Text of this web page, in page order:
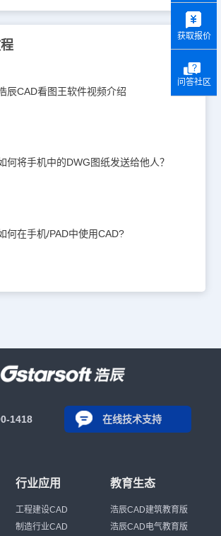
辰CAD看图王软件视频介绍
何将手机中的DWG图纸发送给他人？
何在手机/PAD中使用CAD?
1418 在线技术支持
行业应用
工程建设CAD
制造行业CAD
教育生态
浩辰CAD建筑教育版
浩辰CAD电气教育版
获取报价
问答社区